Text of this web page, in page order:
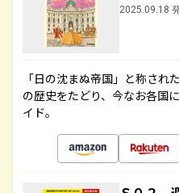
2025.09.18
「日の沈まぬ帝国」と称さ
の歴史をたどり、今なお各国
イド。